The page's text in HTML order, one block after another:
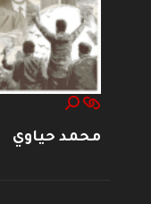
محمد حياوي